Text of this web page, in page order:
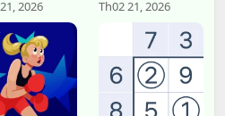
NGHỆ VÀ
VỤ HỒNG
2026
Studio
Th02 21, 2026